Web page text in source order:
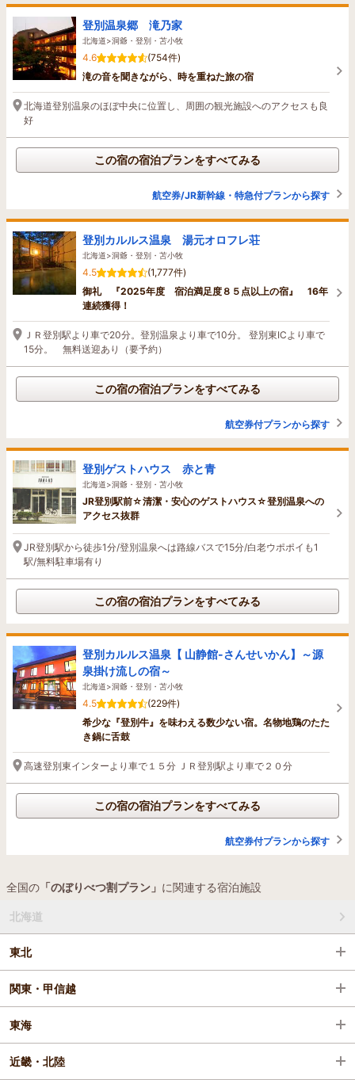
登別温泉郷 滝乃家
北海道>洞爺・登別・苫小牧
4.6
(754件)
滝の音を聞きながら、時を重ねた旅の宿
北海道登別温泉のほぼ中央に位置し、周囲の観光施設へのアクセスも良
好
この宿の宿泊プランをすべてみる
航空券/JR新幹線・特急付プランから探す
登別カルルス温泉 湯元オロフレ荘
北海道>洞爺・登別・苫小牧
4.5
(1,777件)
御礼 『2025年度 宿泊満足度８５点以上の宿』 16年
連続獲得！
ＪＲ登別駅より車で20分。登別温泉より車で10分。 登別東ICより車で
15分。 無料送迎あり（要予約）
この宿の宿泊プランをすべてみる
航空券付プランから探す
登別ゲストハウス 赤と青
北海道>洞爺・登別・苫小牧
JR登別駅前☆清潔・安心のゲストハウス☆登別温泉への
アクセス抜群
JR登別駅から徒歩1分/登別温泉へは路線バスで15分/白老ウポポイも1
駅/無料駐車場有り
この宿の宿泊プランをすべてみる
登別カルルス温泉【 山静館-さんせいかん】～源
泉掛け流しの宿～
北海道>洞爺・登別・苫小牧
4.5
(229件)
希少な『登別牛』を味わえる数少ない宿。名物地鶏のたた
き鍋に舌鼓
高速登別東インターより車で１５分 ＪＲ登別駅より車で２０分
この宿の宿泊プランをすべてみる
航空券付プランから探す
全国の 「のぼりべつ割プラン」 に関連する宿泊施設
北海道
東北
関東・甲信越
東海
近畿・北陸